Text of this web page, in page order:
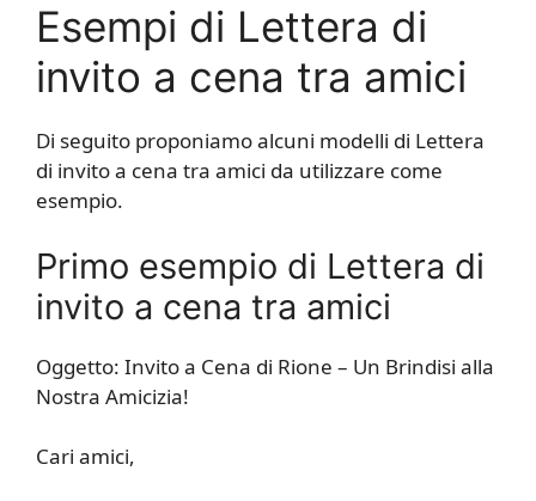
Esempi di Lettera di
invito a cena tra amici
Di seguito proponiamo alcuni modelli di Lettera
di invito a cena tra amici da utilizzare come
esempio.
Primo esempio di Lettera di
invito a cena tra amici
Oggetto: Invito a Cena di Rione – Un Brindisi alla
Nostra Amicizia!
Cari amici,